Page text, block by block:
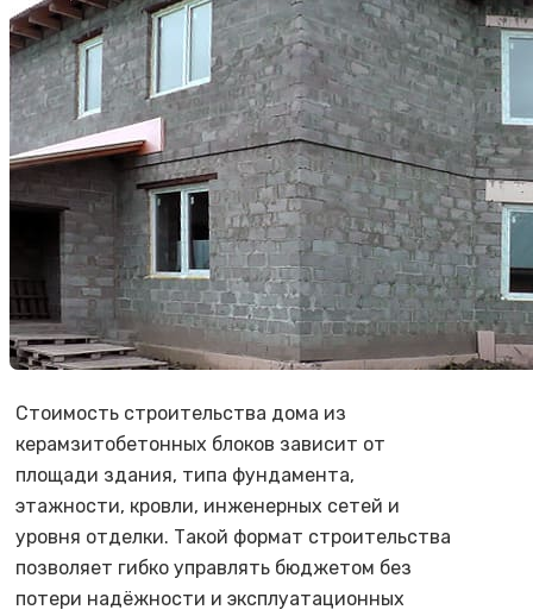
Стоимость строительства дома из
керамзитобетонных блоков зависит от
площади здания, типа фундамента,
этажности, кровли, инженерных сетей и
уровня отделки. Такой формат строительства
позволяет гибко управлять бюджетом без
потери надёжности и эксплуатационных